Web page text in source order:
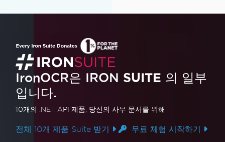
}
}
IronOCR은 IRON SUITE 의 일부
입니다.
10개의 .NET API 제품, 당신의 사무 문서를 위해
전체 10개 제품 Suite 받기 무료 체험 시작하기